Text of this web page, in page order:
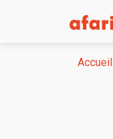
Accueil